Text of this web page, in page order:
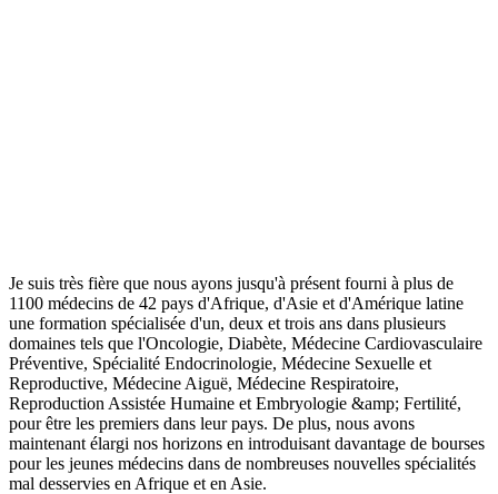
Je suis très fière que nous ayons jusqu'à présent fourni à plus de
1100 médecins de 42 pays d'Afrique, d'Asie et d'Amérique latine
une formation spécialisée d'un, deux et trois ans dans plusieurs
domaines tels que l'Oncologie, Diabète, Médecine Cardiovasculaire
Préventive, Spécialité Endocrinologie, Médecine Sexuelle et
Reproductive, Médecine Aiguë, Médecine Respiratoire,
Reproduction Assistée Humaine et Embryologie &amp; Fertilité,
pour être les premiers dans leur pays. De plus, nous avons
maintenant élargi nos horizons en introduisant davantage de bourses
pour les jeunes médecins dans de nombreuses nouvelles spécialités
mal desservies en Afrique et en Asie.